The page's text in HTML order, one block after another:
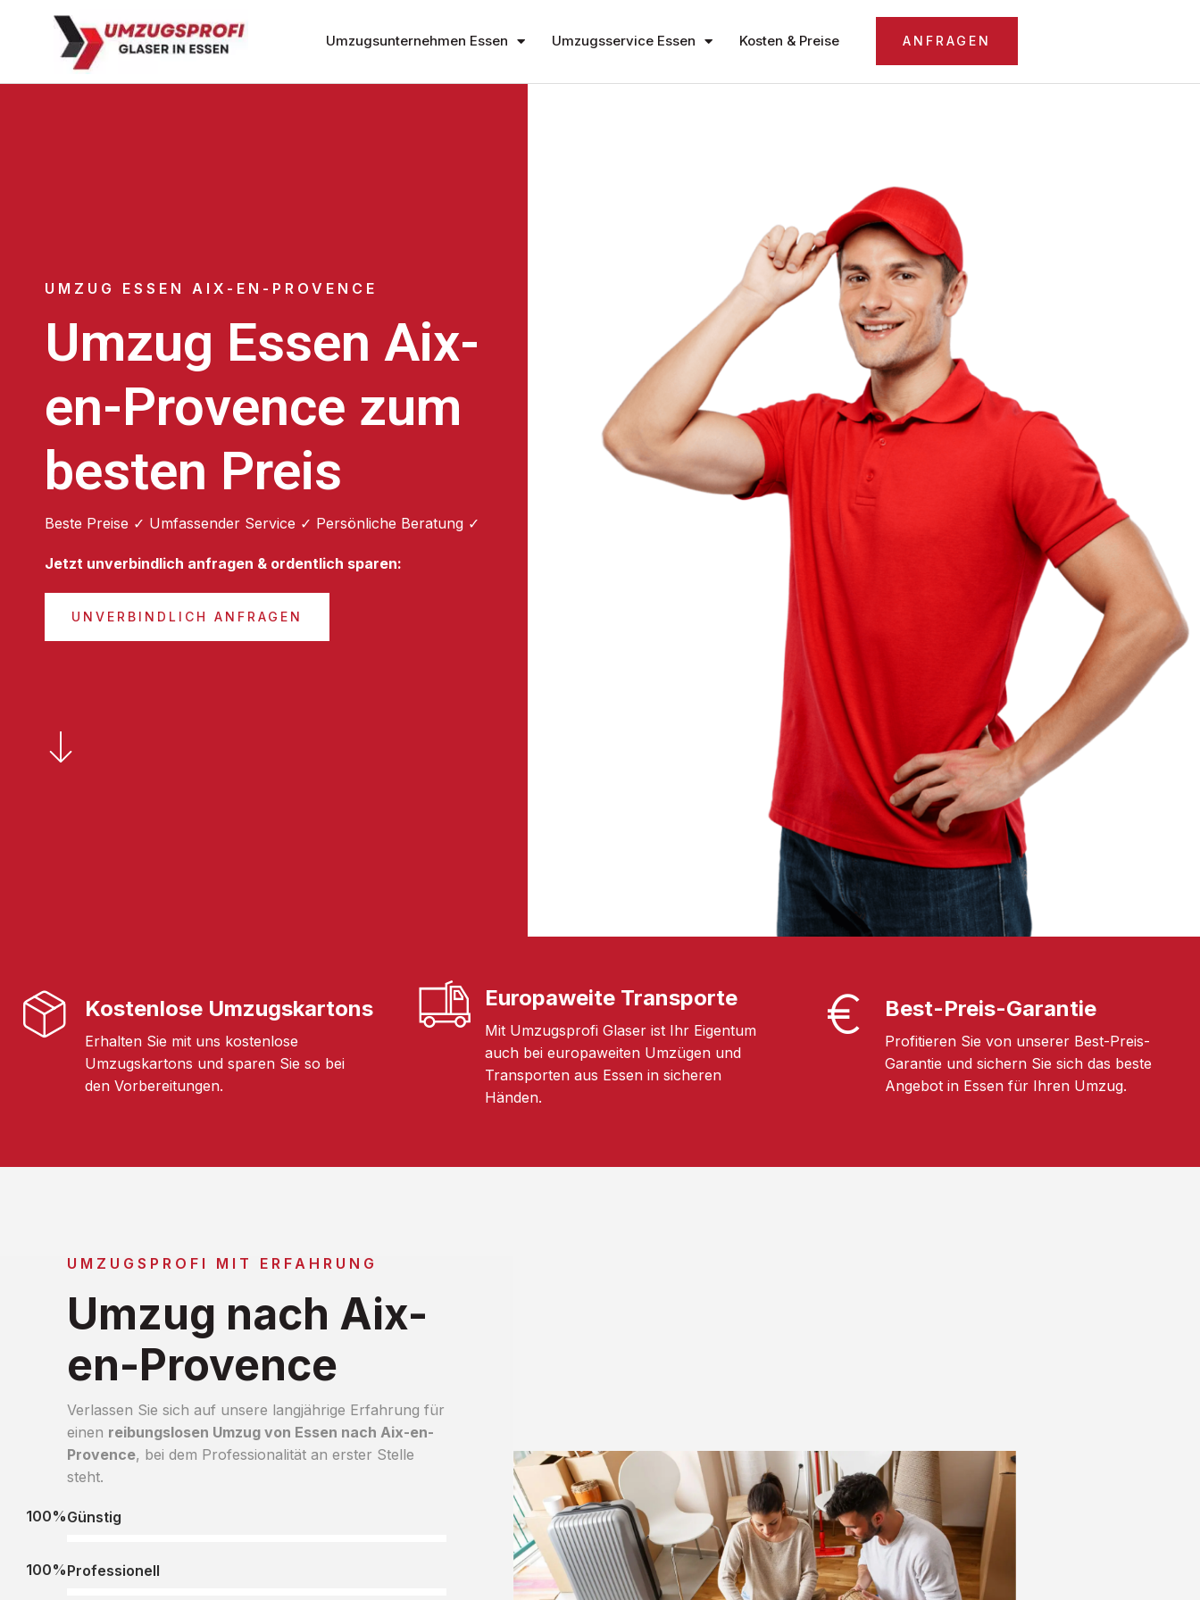
Umzugsunternehmen Essen Umzugsservice Essen Kosten & Preise ANFRAGEN
UMZUG ESSEN AIX-EN-PROVENCE
Umzug Essen Aix-
en-Provence zum
besten Preis
Beste Preise ✓ Umfassender Service ✓ Persönliche Beratung ✓
Jetzt unverbindlich anfragen & ordentlich sparen:
UNVERBINDLICH ANFRAGEN
Kostenlose Umzugskartons
Erhalten Sie mit uns kostenlose
Umzugskartons und sparen Sie so bei
den Vorbereitungen.
Europaweite Transporte
Mit Umzugsprofi Glaser ist Ihr Eigentum
auch bei europaweiten Umzügen und
Transporten aus Essen in sicheren
Händen.
Best-Preis-Garantie
Profitieren Sie von unserer Best-Preis-
Garantie und sichern Sie sich das beste
Angebot in Essen für Ihren Umzug.
UMZUGSPROFI MIT ERFAHRUNG
Umzug nach Aix-
en-Provence
Verlassen Sie sich auf unsere langjährige Erfahrung für
einen reibungslosen Umzug von Essen nach Aix-en-
Provence, bei dem Professionalität an erster Stelle
steht.
Günstig
100%
Professionell
100%